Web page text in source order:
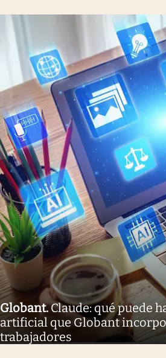
Globant.Claude: qué puede
artificial que Globant
trabajadores